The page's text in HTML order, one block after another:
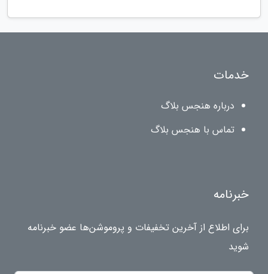
خدمات
درباره هنجس بلاگ
تماس با هنجس بلاگ
خبرنامه
برای اطلاع از آخرین تخفیفات و پروموشن‌ها عضو خبرنامه
شوید